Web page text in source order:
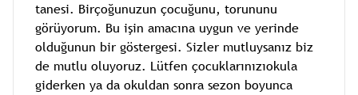
tanesi. Birçoğunuzun çocuğunu, torununu
görüyorum. Bu işin amacına uygun ve yerinde
olduğunun bir göstergesi. Sizler mutluysanız biz
de mutlu oluyoruz. Lütfen çocuklarınızıokula
giderken ya da okuldan sonra sezon boyunca